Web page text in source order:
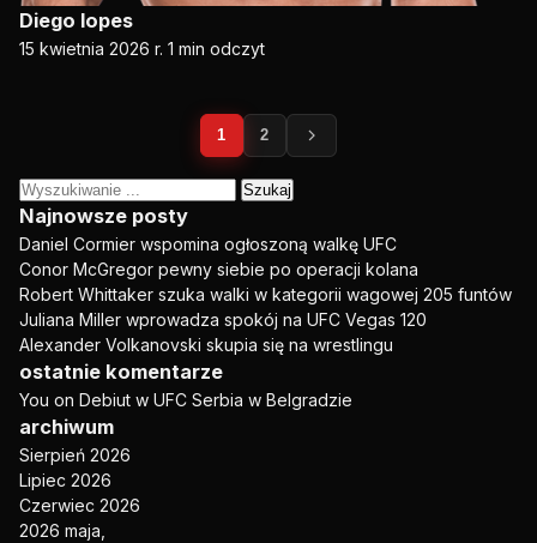
Diego lopes
15 kwietnia 2026 r. 1 min odczyt
Paginacja
postów
1 2
Szukaj:
Najnowsze posty
Daniel Cormier wspomina ogłoszoną walkę UFC
Conor McGregor pewny siebie po operacji kolana
Robert Whittaker szuka walki w kategorii wagowej 205 funtów
Juliana Miller wprowadza spokój na UFC Vegas 120
Alexander Volkanovski skupia się na wrestlingu
ostatnie komentarze
You on Debiut w UFC Serbia w Belgradzie
archiwum
Sierpień 2026
Lipiec 2026
Czerwiec 2026
2026 maja,